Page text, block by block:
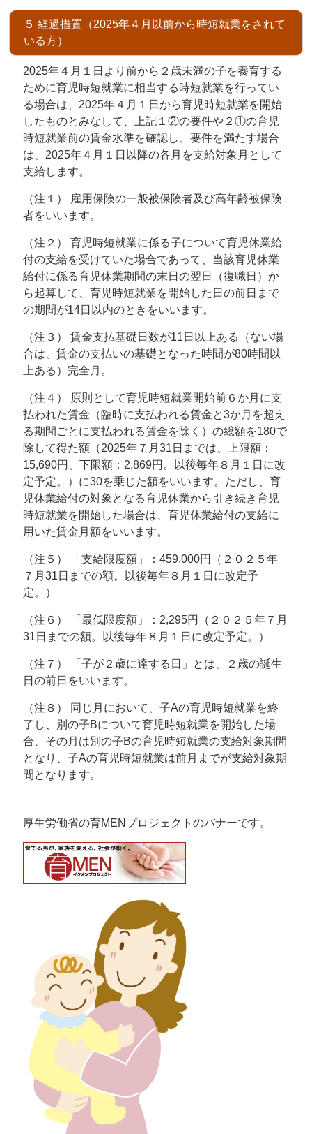
５ 経過措置（2025年４月以前から時短就業をされて
いる方）
2025年４月１日より前から２歳未満の子を養育する
ために育児時短就業に相当する時短就業を行ってい
る場合は、2025年４月１日から育児時短就業を開始
したものとみなして、上記１②の要件や２①の育児
時短就業前の賃金水準を確認し、要件を満たす場合
は、2025年４月１日以降の各月を支給対象月として
支給します。
（注１） 雇用保険の一般被保険者及び高年齢被保険
者をいいます。
（注２） 育児時短就業に係る子について育児休業給
付の支給を受けていた場合であって、当該育児休業
給付に係る育児休業期間の末日の翌日（復職日）か
ら起算して、育児時短就業を開始した日の前日まで
の期間が14日以内のときをいいます。
（注３） 賃金支払基礎日数が11日以上ある（ない場
合は、賃金の支払いの基礎となった時間が80時間以
上ある）完全月。
（注４） 原則として育児時短就業開始前６か月に支
払われた賃金（臨時に支払われる賃金と3か月を超え
る期間ごとに支払われる賃金を除く）の総額を180で
除して得た額（2025年７月31日までは、上限額：
15,690円、下限額：2,869円。以後毎年８月１日に改
定予定。）に30を乗じた額をいいます。ただし、育
児休業給付の対象となる育児休業から引き続き育児
時短就業を開始した場合は、育児休業給付の支給に
用いた賃金月額をいいます。
（注５） 「支給限度額」：459,000円（２０２５年
７月31日までの額。以後毎年８月１日に改定予
定。）
（注６） 「最低限度額」：2,295円（２０２５年７月
31日までの額。以後毎年８月１日に改定予定。）
（注７） 「子が２歳に達する日」とは、２歳の誕生
日の前日をいいます。
（注８） 同じ月において、子Aの育児時短就業を終
了し、別の子Bについて育児時短就業を開始した場
合、その月は別の子Bの育児時短就業の支給対象期間
となり、子Aの育児時短就業は前月までが支給対象期
間となります。
厚生労働省の育MENプロジェクトのバナーです。